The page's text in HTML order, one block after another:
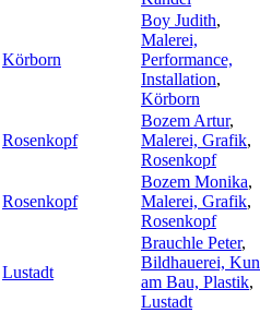
Körborn
Boy Judith,
Malerei,
Performance,
Installation,
Körborn
Rosenkopf
Bozem Artur,
Malerei, Grafik,
Rosenkopf
Rosenkopf
Bozem Monika,
Malerei, Grafik,
Rosenkopf
Lustadt
Brauchle Peter,
Bildhauerei,
am Bau, Plastik,
Lustadt